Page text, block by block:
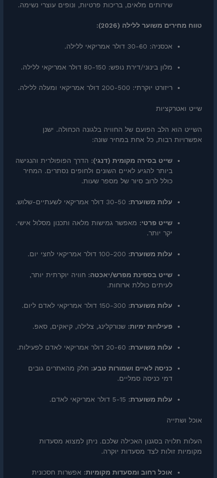
שירותים מלאים, בריכות פרטיות, ונופים עוצרי נשימה.
טווח מחירים משוער ללילה (2026):
אכסניה: 30-60 דולר אמריקאי ללילה.
מלון בינוני/דירת נופש: 80-150 דולר אמריקאי ללילה.
ריזורט יוקרתי: 200-500 דולר אמריקאי ומעלה ללילה.
שייט ואטרקציות
השייט הוא הלב הפועם של החוויה בלגונה הכחולה. ישנן
אפשרויות רבות, כל אחת במחיר שונה:
שייט בסירה מקומית (דנגי): הדרך הפופולרית והנגישה
ביותר להגיע לאיים השונים ולחופים נסתרים. המחיר
כולל לרוב סיור של מספר שעות.
עלות משוערת:
שייט פרטי: מאפשר גמישות מלאה ותכנון מסלול אישי.
יקר יותר.
עלות משוערת:
שייט בספינת מפרש/יאכטה: חוויה יוקרתית יותר,
לעיתים כוללת ארוחות.
עלות משוערת:
פעילויות ימיות: שנורקלינג, צלילה, קיאקים, סאפ.
עלות משוערת:
כניסה לאיים ושמורות טבע: חלק מהאתרים גובים
דמי כניסה סמליים.
עלות משוערת:
אוכל ושתייה
העלות תלויה בסגנון האכילה שלכם. ניתן למצוא מסעדות
מקומיות זולות לצד מסעדות יוקרה.
אוכל רחוב ומסעדות מקומיות: אפשרות חסכונית